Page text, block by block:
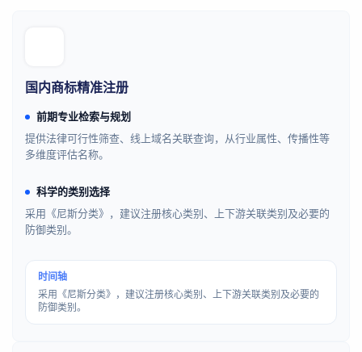
国内商标精准注册
前期专业检索与规划
提供法律可行性筛查、线上域名关联查询，从行业属性、传播性等
多维度评估名称。
科学的类别选择
采用《尼斯分类》，建议注册核心类别、上下游关联类别及必要的
防御类别。
时间轴
采用《尼斯分类》，建议注册核心类别、上下游关联类别及必要的
防御类别。